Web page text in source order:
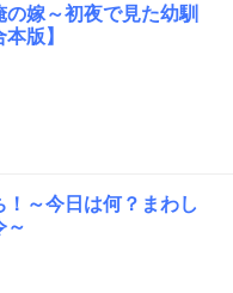
嫁～初夜で見た幼馴
版】
！～今日は何？まわし
～